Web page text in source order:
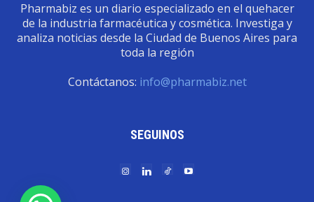
Pharmabiz es un diario especializado en el quehacer
de la industria farmacéutica y cosmética. Investiga y
analiza noticias desde la Ciudad de Buenos Aires para
toda la región
Contáctanos: info@pharmabiz.net
SEGUINOS